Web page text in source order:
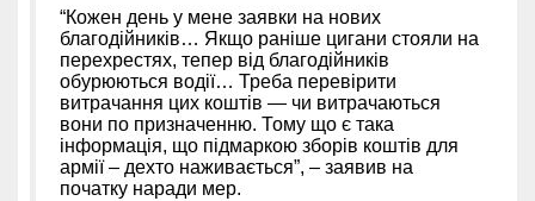
“Кожен день у мене заявки на нових
благодійників… Якщо раніше цигани стояли на
перехрестях, тепер від благодійників
обурюються водії… Треба перевірити
витрачання цих коштів — чи витрачаються
вони по призначенню. Тому що є така
інформація, що підмаркою зборів коштів для
армії – дехто наживається”, – заявив на
початку наради мер.